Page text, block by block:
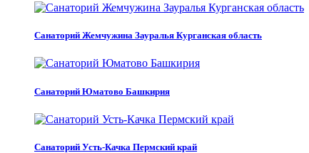
Санаторий Жемчужина Зауралья Курганская область
Санаторий Юматово Башкирия
Санаторий Усть-Качка Пермский край